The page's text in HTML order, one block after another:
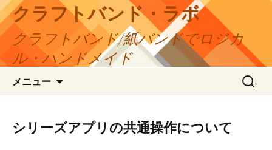
コ
ン
テ
ツ
ス
クラフトバンド・ラボ
クラフトバンド/紙バンドでロジカ
ル・ハンドメイド
メニュー
検
索:
シリーズアプリの共通操作について